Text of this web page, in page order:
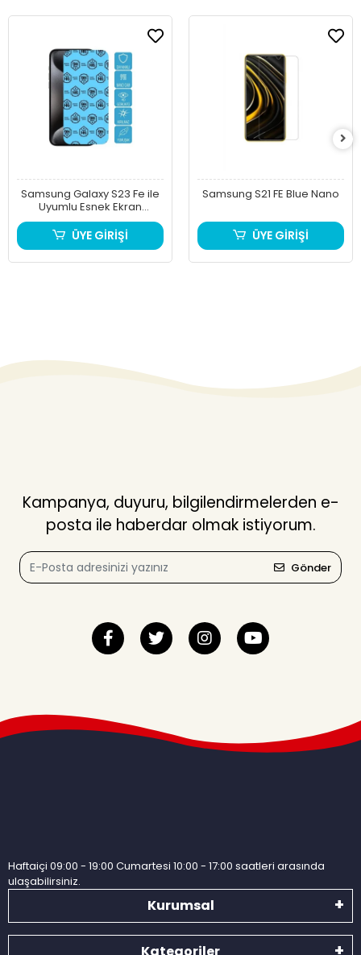
Samsung Galaxy S23 Fe ile
Uyumlu Esnek Ekran
Koruyucu 9H Blue Nano
ÜYE GİRİŞİ
Samsung S21 FE Blue Nano
ÜYE GİRİŞİ
Kampanya, duyuru, bilgilendirmelerden e-
posta ile haberdar olmak istiyorum.
Gönder
Haftaiçi 09:00 - 19:00 Cumartesi 10:00 - 17:00 saatleri arasında
ulaşabilirsiniz.
Kurumsal